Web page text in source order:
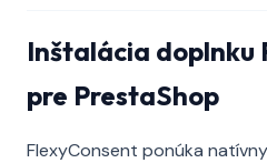
Inštalácia doplnku
pre PrestaShop
FlexyConsent ponúka